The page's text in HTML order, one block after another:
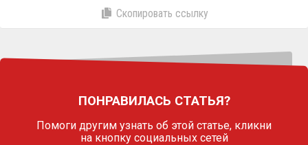
Скопировать ссылку
ПОНРАВИЛАСЬ СТАТЬЯ?
Помоги другим узнать об этой статье, кликни
на кнопку социальных сетей